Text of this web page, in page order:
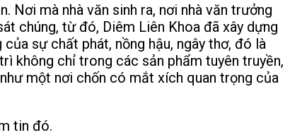
Nơi mà nhà văn sinh ra, nơi nhà văn trưởng
chúng, từ đó, Diêm Liên Khoa đã xây dựng
sự chất phát, nồng hậu, ngây thơ, đó là
không chỉ trong các sản phẩm tuyên truyền,
một nơi chốn có mắt xích quan trọng của
tin đó.